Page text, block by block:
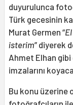
duyurulunca
Türk gecesinin
Murat Germen “
isterim” diyerek
Ahmet Elhan
imzalarını
Bu konu üzerine